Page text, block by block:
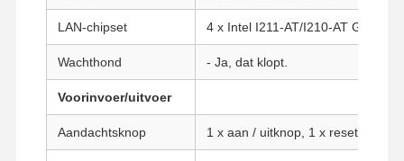
LAN-chipset 4 x Intel I211-AT/I210-AT Gigabit
Wachthond - Ja, dat klopt.
Voorinvoer/uitvoer
Aandachtsknop 1 x aan / uitknop, 1 x resetknop